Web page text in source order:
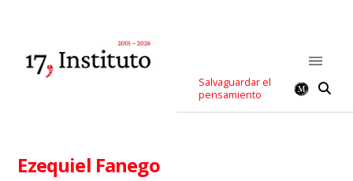
Salvaguardar el
pensamiento
Ezequiel Fanego